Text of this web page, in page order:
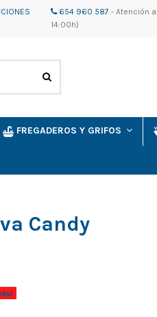
654 960 587 - Atención
14:00h)
FREGADEROS Y GRIFOS
Candy